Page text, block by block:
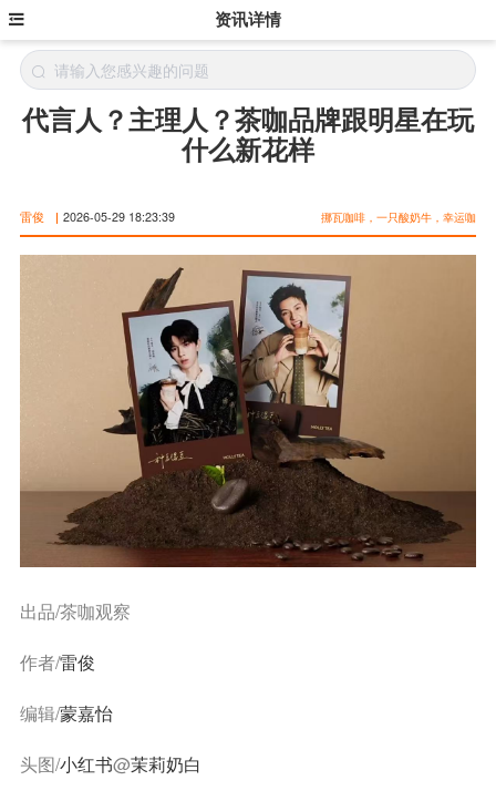
资讯详情
代言人？主理人？茶咖品牌跟明星在玩
什么新花样
雷俊 | 2026-05-29 18:23:39 挪瓦咖啡，一只酸奶牛，幸运咖
出品/茶咖观察
作者/雷俊
编辑/蒙嘉怡
头图/小红书@茉莉奶白